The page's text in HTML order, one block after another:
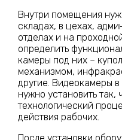
Внутри помещения
складах, в цехах,
отделах и на
определить
камеры под них –
механизмом,
другие. Видеокамеры
нужно установить так,
технологический
действия рабочих.